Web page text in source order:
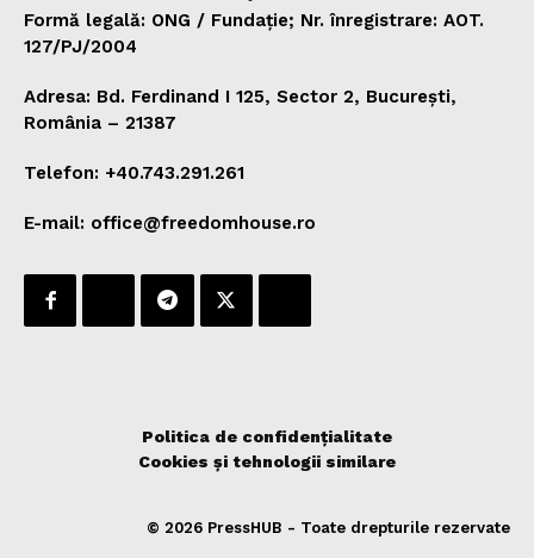
Formă legală: ONG / Fundație; Nr. înregistrare: AOT.
127/PJ/2004
Adresa: Bd. Ferdinand I 125, Sector 2, București,
România – 21387
Telefon: +40.743.291.261
E-mail: office@freedomhouse.ro
Politica de confidențialitate
Cookies și tehnologii similare
© 2026 PressHUB - Toate drepturile rezervate